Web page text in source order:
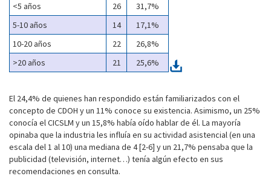
<5 años
26
31,7%
5-10 años
14
17,1%
10-20 años
22
26,8%
>20 años
21 25,6%
El 24,4% de quienes han respondido están familiarizados con el
concepto de CDOH y un 11% conoce su existencia. Asimismo, un 25%
conocía el CICSLM y un 15,8% había oído hablar de él. La mayoría
opinaba que la industria les influía en su actividad asistencial (en una
escala del 1 al 10) una mediana de 4 [2-6] y un 21,7% pensaba que la
publicidad (televisión, internet…) tenía algún efecto en sus
recomendaciones en consulta.